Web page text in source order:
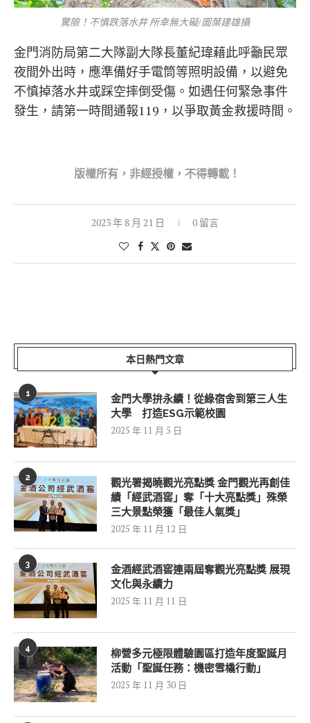
驚險！不慎跌落水井 所幸無大礙/圖葉建雄攝
金門消防局第二大隊副大隊長董紀瑋藉此呼籲民眾
夜間外出時，應準備好手電筒等照明設備，以避免
不慎掉落水井或踩空摔倒受傷。如遇任何緊急事件
發生，請第一時間通報119，以爭取黃金救援時間。
版權所有，非經授權，不得轉載！
2023 年 8 月 21 日 0 留言
本日熱門文章
1
金門大學拚永續！從綠宿舍到第三人生
大學 打造ESG示範校園
2025 年 11 月 5 日
2
觀光署揭曉觀光亮點獎 金門觀光再創佳
績「經武酒窖」奪「十大亮點獎」殊榮
三大景點榮獲「最佳人氣獎」
2025 年 11 月 12 日
3
金酒經武酒窖連兩屆奪觀光亮點獎 展現
文化與永續力
2025 年 11 月 11 日
4
柳營多元極限體驗園區打造年度聖誕月
活動「聖誕任務：機密雪橇行動」
2025 年 11 月 30 日